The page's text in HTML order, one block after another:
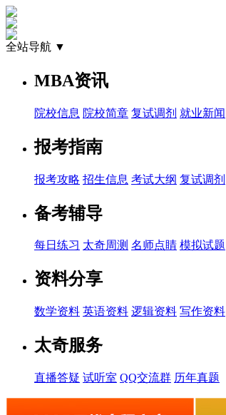
全站导航 ▼
MBA资讯
院校信息 院校简章 复试调剂 就业新闻
报考指南
报考攻略 招生信息 考试大纲 复试调剂
备考辅导
每日练习 太奇周测 名师点睛 模拟试题
资料分享
数学资料 英语资料 逻辑资料 写作资料
太奇服务
直播答疑 试听室 QQ交流群 历年真题